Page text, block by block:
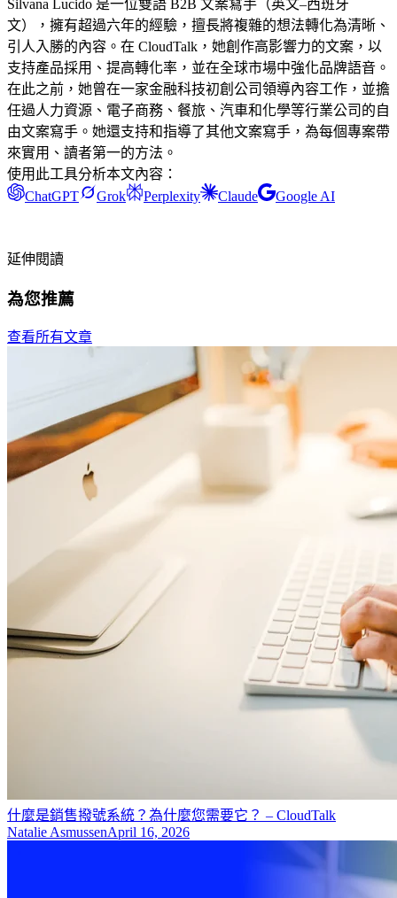
Silvana Lucido 是一位雙語 B2B 文案寫手（英文–西班牙
文），擁有超過六年的經驗，擅長將複雜的想法轉化為清晰、
引人入勝的內容。在 CloudTalk，她創作高影響力的文案，以
支持產品採用、提高轉化率，並在全球市場中強化品牌語音。
在此之前，她曾在一家金融科技初創公司領導內容工作，並擔
任過人力資源、電子商務、餐旅、汽車和化學等行業公司的自
由文案寫手。她還支持和指導了其他文案寫手，為每個專案帶
來實用、讀者第一的方法。
使用此工具分析本文內容：
ChatGPT
Grok Perplexity Claude Google AI
延伸閱讀
為您推薦
查看所有文章
什麼是銷售撥號系統？為什麼您需要它？ – CloudTalk
Natalie AsmussenApril 16, 2026